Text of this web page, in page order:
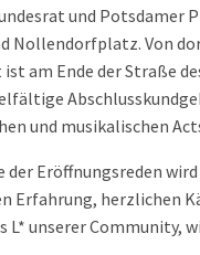
und Potsdamer
Nollendorfplatz. Von
am Ende der Straße
und musikalischen
der Eröffnungsreden
Erfahrung, herzlichen
unserer Community,